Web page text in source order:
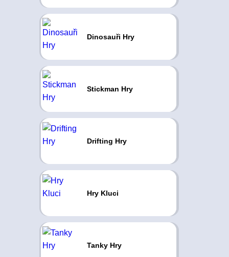
Dinosauři Hry
Stickman Hry
Drifting Hry
Hry Kluci
Tanky Hry